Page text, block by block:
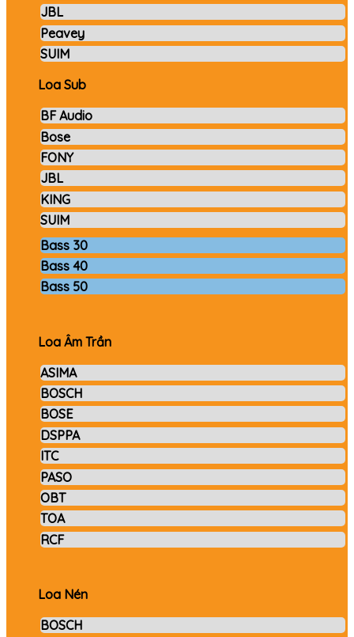
JBL
Peavey
SUIM
Loa Sub
BF Audio
Bose
FONY
JBL
KING
SUIM
Bass 30
Bass 40
Bass 50
Loa Âm Trần
ASIMA
BOSCH
BOSE
DSPPA
ITC
PASO
OBT
TOA
RCF
Loa Nén
BOSCH